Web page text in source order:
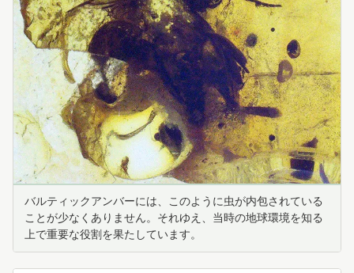
バルティックアンバーには、このように虫が内包されている
ことが少なくありません。それゆえ、当時の地球環境を知る
上で重要な役割を果たしています。